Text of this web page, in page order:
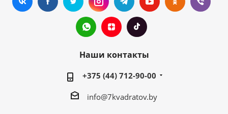
Наши контакты
+375 (44) 712-90-00
info@7kvadratov.by